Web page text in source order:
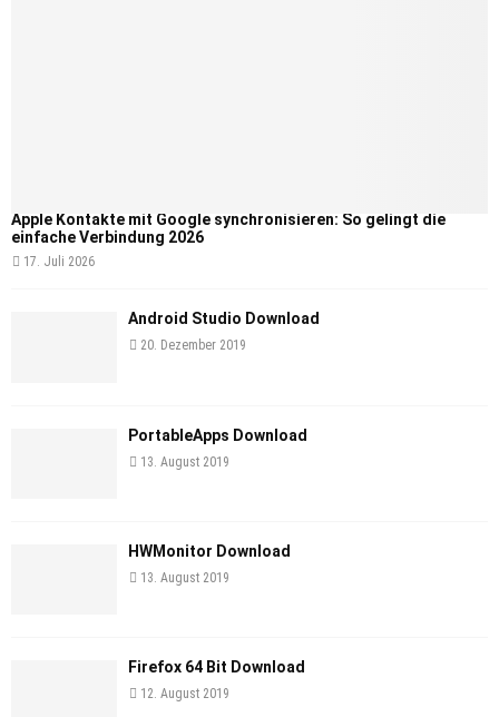
Apple Kontakte mit Google synchronisieren: So gelingt die
einfache Verbindung 2026
17. Juli 2026
Android Studio Download
20. Dezember 2019
PortableApps Download
13. August 2019
HWMonitor Download
13. August 2019
Firefox 64 Bit Download
12. August 2019